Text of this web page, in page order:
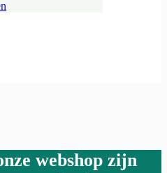
webshop zijn